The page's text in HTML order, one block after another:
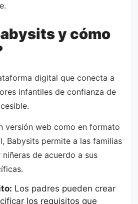
y cómo
digital que conecta a
infantiles de confianza de
versión web como en formato
Babysits permite a las familias
de acuerdo a sus
Los padres pueden crear
los requisitos que